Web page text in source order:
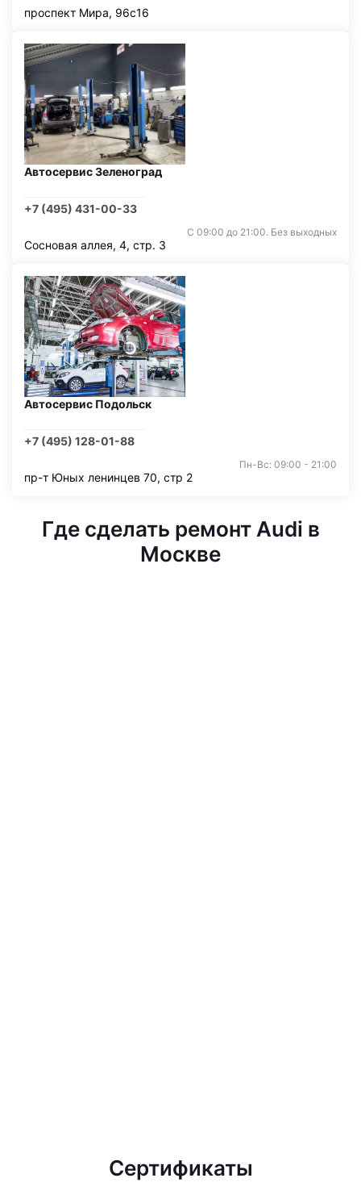
проспект Мира, 96с16
Автосервис Зеленоград
+7 (495) 431-00-33
С 09:00 до 21:00. Без выходных
Сосновая аллея, 4, стр. 3
Автосервис Подольск
+7 (495) 128-01-88
Пн-Вс: 09:00 - 21:00
пр-т Юных ленинцев 70, стр 2
Где сделать ремонт Audi в
Москве
Сертификаты